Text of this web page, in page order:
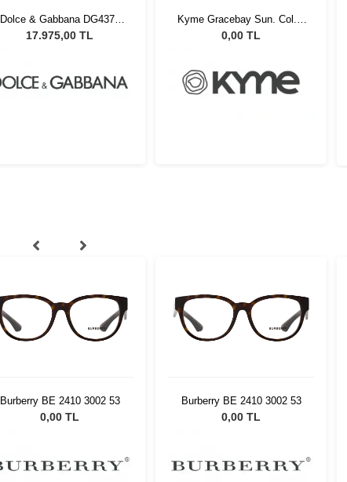
Dolce & Gabbana DG4377
501/8G 54 Kadın Güneş
17.975,00 TL
Kyme Gracebay Sun. Col. 1
Kadın Güneş Gözlüğü
0,00 TL
Burberry BE 2410 3002 53
0,00 TL
Burberry BE 2410 3002 53
0,00 TL